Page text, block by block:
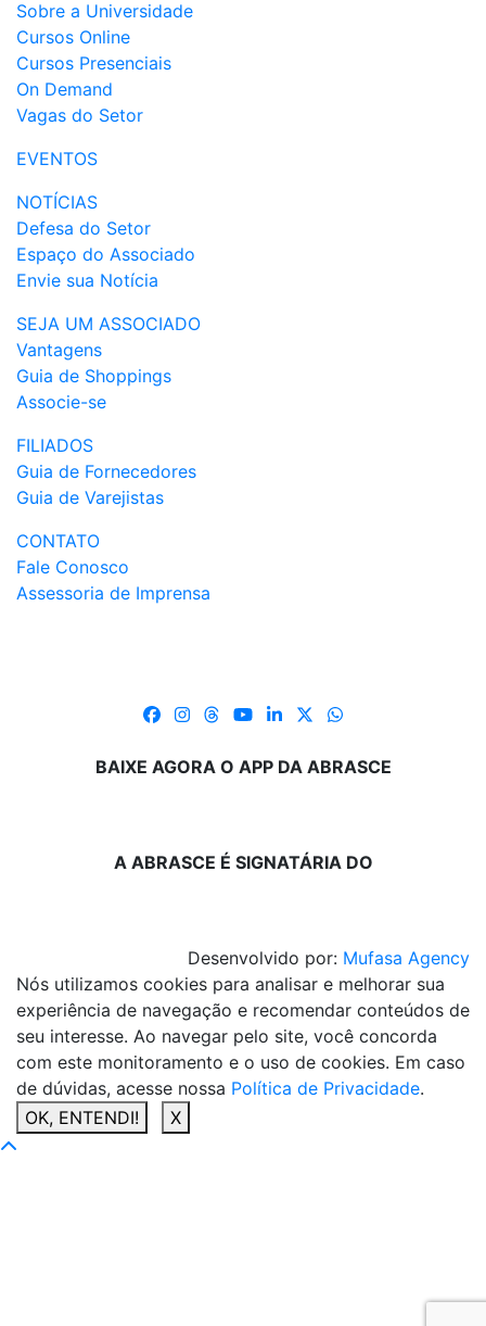
Sobre a Universidade
Cursos Online
Cursos Presenciais
On Demand
Vagas do Setor
EVENTOS
NOTÍCIAS
Defesa do Setor
Espaço do Associado
Envie sua Notícia
SEJA UM ASSOCIADO
Vantagens
Guia de Shoppings
Associe-se
FILIADOS
Guia de Fornecedores
Guia de Varejistas
CONTATO
Fale Conosco
Assessoria de Imprensa
BAIXE AGORA O APP DA ABRASCE
A ABRASCE É SIGNATÁRIA DO
Desenvolvido por: Mufasa Agency
Nós utilizamos cookies para analisar e melhorar sua
experiência de navegação e recomendar conteúdos de
seu interesse. Ao navegar pelo site, você concorda
com este monitoramento e o uso de cookies. Em caso
de dúvidas, acesse nossa Política de Privacidade.
OK, ENTENDI!
X